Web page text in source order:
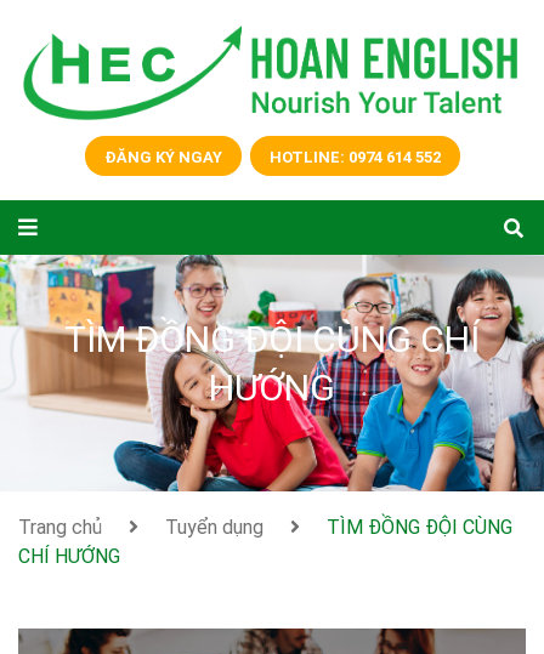
ĐĂNG KÝ NGAY HOTLINE: 0974 614 552
TÌM ĐỒNG ĐỘI CÙNG CHÍ
HƯỚNG
Trang chủ Tuyển dụng
TÌM ĐỒNG ĐỘI CÙNG
CHÍ HƯỚNG